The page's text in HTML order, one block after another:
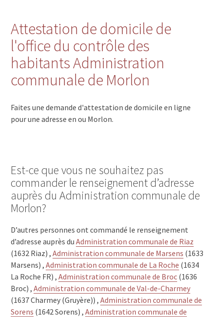
Attestation de domicile de
l'office du contrôle des
habitants Administration
communale de Morlon
Faites une demande d'attestation de domicile en ligne
pour une adresse en ou Morlon.
Est-ce que vous ne souhaitez pas
commander le renseignement d’adresse
auprès du Administration communale de
Morlon?
D’autres personnes ont commandé le renseignement
d’adresse auprès duAdministration communale de Riaz
(1632 Riaz) ,Administration communale de Marsens (1633
Marsens) ,Administration communale de La Roche (1634
La Roche FR) ,Administration communale de Broc (1636
Broc) ,Administration communale de Val-de-Charmey
(1637 Charmey (Gruyère)) ,Administration communale de
Sorens (1642 Sorens) ,Administration communale de